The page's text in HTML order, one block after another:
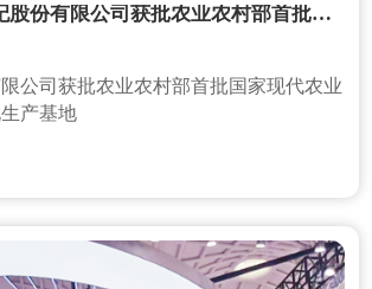
中宁县早康枸杞股份有限公司获批农业农村部首批国家现代农业全产业链标准化生产基地
公司获批农业农村部首批国家现代农业
产基地